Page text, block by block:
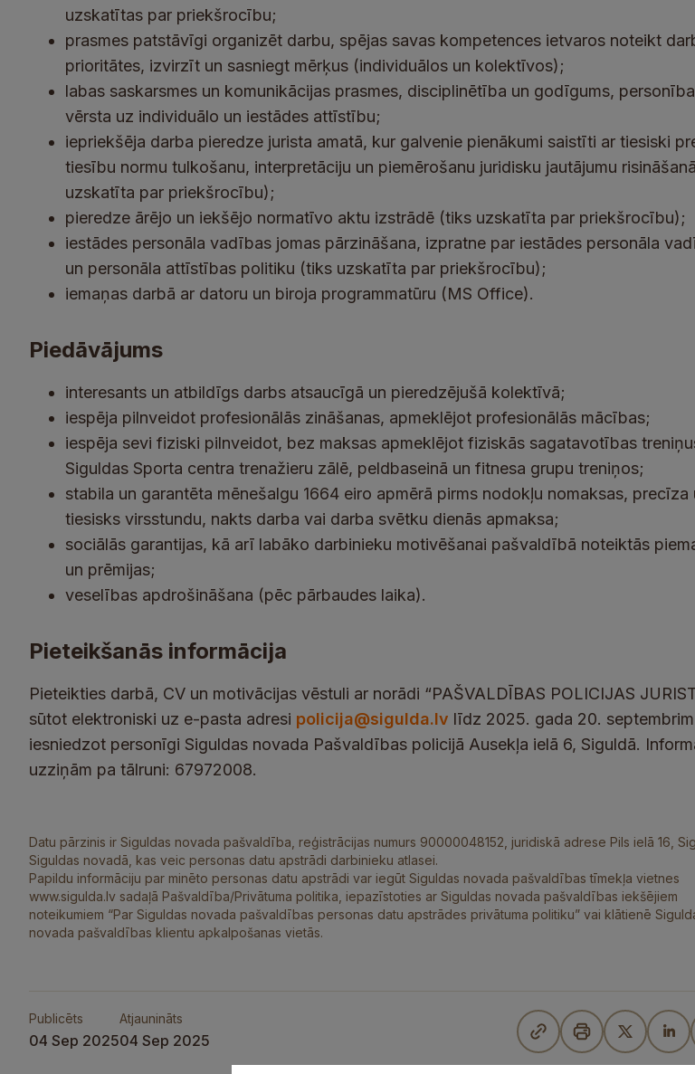
uzskatītas par priekšrocību;
prasmes patstāvīgi organizēt darbu, spējas savas kompetences ietvaros noteikt
prioritātes, izvirzīt un sasniegt mērķus (individuālos un kolektīvos);
labas saskarsmes un komunikācijas prasmes, disciplinētība un godīgums,
vērsta uz individuālo un iestādes attīstību;
iepriekšēja darba pieredze jurista amatā, kur galvenie pienākumi saistīti ar tiesiski
tiesību normu tulkošanu, interpretāciju un piemērošanu juridisku jautājumu
uzskatīta par priekšrocību);
pieredze ārējo un iekšējo normatīvo aktu izstrādē (tiks uzskatīta par priekšrocību);
iestādes personāla vadības jomas pārzināšana, izpratne par iestādes personāla
un personāla attīstības politiku (tiks uzskatīta par priekšrocību);
iemaņas darbā ar datoru un biroja programmatūru (MS Office).
Piedāvājums
interesants un atbildīgs darbs atsaucīgā un pieredzējušā kolektīvā;
iespēja pilnveidot profesionālās zināšanas, apmeklējot profesionālās mācības;
iespēja sevi fiziski pilnveidot, bez maksas apmeklējot fiziskās sagatavotības
Siguldas Sporta centra trenažieru zālē, peldbaseinā un fitnesa grupu treniņos;
stabila un garantēta mēnešalgu 1664 eiro apmērā pirms nodokļu nomaksas, precīza
tiesisks virsstundu, nakts darba vai darba svētku dienās apmaksa;
sociālās garantijas, kā arī labāko darbinieku motivēšanai pašvaldībā noteiktās
un prēmijas;
veselības apdrošināšana (pēc pārbaudes laika).
Pieteikšanās informācija
Pieteikties darbā, CV un motivācijas vēstuli ar norādi “PAŠVALDĪBAS POLICIJAS
sūtot elektroniski uz e-pasta adresi policija@sigulda.lv līdz 2025. gada 20.
iesniedzot personīgi Siguldas novada Pašvaldības policijā Ausekļa ielā 6, Siguldā.
uzziņām pa tālruni: 67972008.
Datu pārzinis ir Siguldas novada pašvaldība, reģistrācijas numurs 90000048152, juridiskā adrese Pils ielā 16,
Siguldas novadā, kas veic personas datu apstrādi darbinieku atlasei.
Papildu informāciju par minēto personas datu apstrādi var iegūt Siguldas novada pašvaldības tīmekļa vietnes
www.sigulda.lv sadaļā Pašvaldība/Privātuma politika, iepazīstoties ar Siguldas novada pašvaldības iekšējiem
noteikumiem “Par Siguldas novada pašvaldības personas datu apstrādes privātuma politiku” vai klātienē
novada pašvaldības klientu apkalpošanas vietās.
Publicēts
04 Sep 2025
Atjaunināts
04 Sep 2025